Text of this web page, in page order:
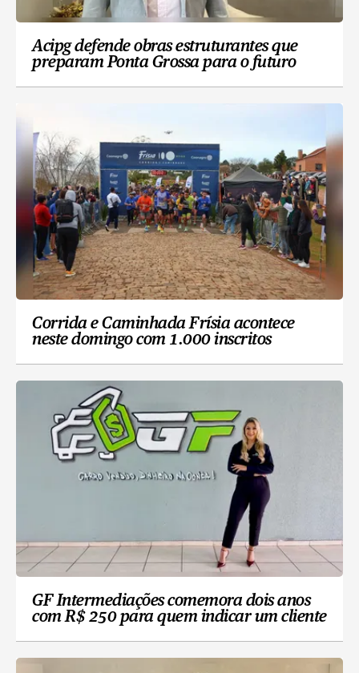
Acipg defende obras estruturantes que
preparam Ponta Grossa para o futuro
Corrida e Caminhada Frísia acontece
neste domingo com 1.000 inscritos
GF Intermediações comemora dois anos
com R$ 250 para quem indicar um cliente